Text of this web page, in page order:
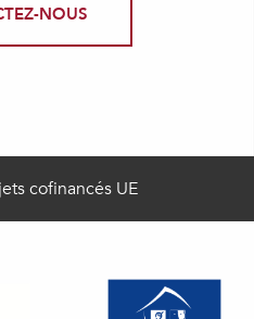
NOUS
cofinancés UE